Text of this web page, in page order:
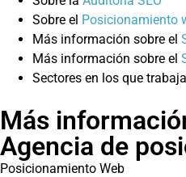
Sobre el Posicionamiento
Más información sobre el
Más información sobre el
Sectores en los que
Más
Agencia de
Posicionamiento Web